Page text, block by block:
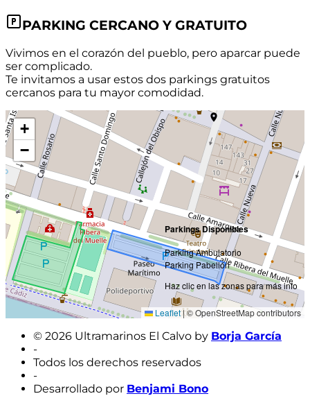
PARKING CERCANO Y GRATUITO
Vivimos en el corazón del pueblo, pero aparcar puede
ser complicado.
Te invitamos a usar estos dos parkings gratuitos
cercanos para tu mayor comodidad.
+
−
Parkings Disponibles
Parking Ambulatorio
Parking Pabellón
Haz clic en las zonas para más info
Leaflet|© OpenStreetMap contributors
© 2026 Ultramarinos El Calvo by Borja García
-
Todos los derechos reservados
-
Desarrollado por Benjami Bono